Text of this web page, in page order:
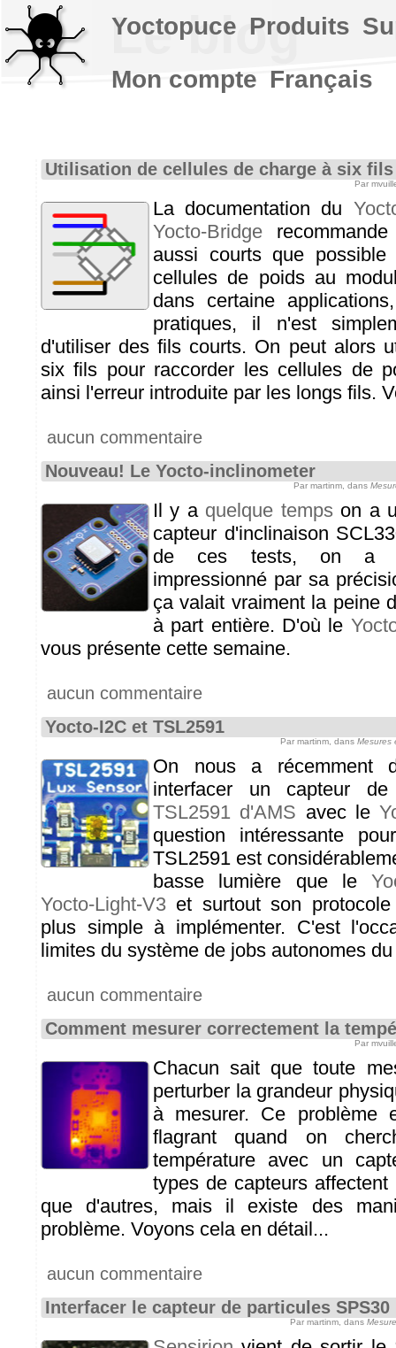
Le blog
Utilisation de cellules de charge à six fils
Par
La documentation du
Yocto-Bridge
aussi courts que
cellules de poids au
dans certaine
pratiques, il n'est
d'utiliser des fils courts. On peut alors
six fils pour raccorder les cellules de
ainsi l'erreur introduite par les longs fils.
aucun commentaire
Nouveau! Le Yocto-inclinometer
Par martinm, dans
Il y a quelque tempson a
capteur d'inclinaison
de ces tests, on a
impressionné par sa
ça valait vraiment la peine
à part entière. D'où le
vous présente cette semaine.
aucun commentaire
Yocto-I2C et TSL2591
Par martinm, dans Mesures
On nous a récemment
interfacer un capteur de
TSL2591 d'AMS avec le
question intéressante
TSL2591 est
basse lumière que le
Yocto-Light-V3 et surtout son
plus simple à implémenter. C'est
limites du système de jobs autonomes
aucun commentaire
Comment mesurer correctement la
Par
Chacun sait que toute
perturber la grandeur
à mesurer. Ce problème
flagrant quand on
température avec un
types de capteurs
que d'autres, mais il existe des
problème. Voyons cela en détail...
aucun commentaire
Interfacer le capteur de particules SPS30
Par martinm, dans
Yoctopuce Produits
Mon compte Français